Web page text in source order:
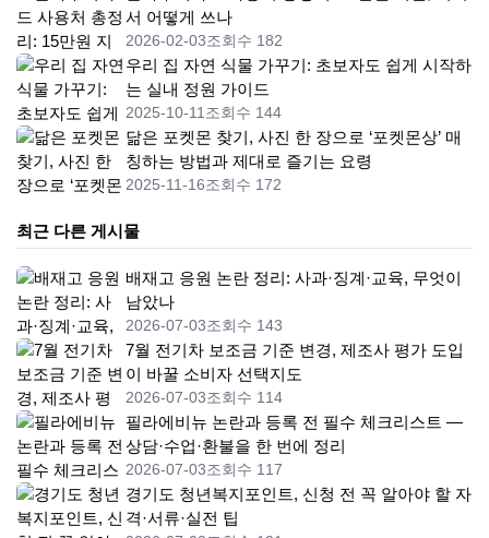
서 어떻게 쓰나
2026-02-03조회수 182
우리 집 자연 식물 가꾸기: 초보자도 쉽게 시작하
는 실내 정원 가이드
2025-10-11조회수 144
닮은 포켓몬 찾기, 사진 한 장으로 ‘포켓몬상’ 매
칭하는 방법과 제대로 즐기는 요령
2025-11-16조회수 172
최근 다른 게시물
배재고 응원 논란 정리: 사과·징계·교육, 무엇이
남았나
2026-07-03조회수 143
7월 전기차 보조금 기준 변경, 제조사 평가 도입
이 바꿀 소비자 선택지도
2026-07-03조회수 114
필라에비뉴 논란과 등록 전 필수 체크리스트 —
상담·수업·환불을 한 번에 정리
2026-07-03조회수 117
경기도 청년복지포인트, 신청 전 꼭 알아야 할 자
격·서류·실전 팁